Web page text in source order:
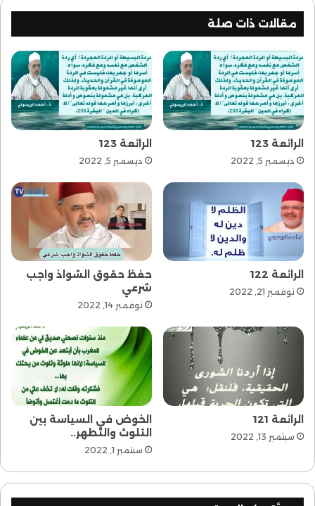
مقالات ذات صلة
الرائعة 123
ديسمبر 5, 2022
الرائعة 123
ديسمبر 5, 2022
الرائعة 122
نوفمبر 21, 2022
حفظ حقوق الشواذ واجب
شرعي
نوفمبر 14, 2022
الرائعة 121
سبتمبر 13, 2022
الخوض في السياسة بين
التلوث والتطهر..
سبتمبر 1, 2022